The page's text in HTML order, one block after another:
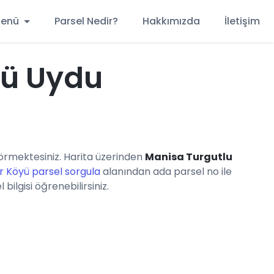
Parsel Nedir? Hakkımızda İletişim
Uydu
Harita üzerinden Manisa Turgutlu
Köyü parsel sorgulaalanından ada parsel no ile
öğrenebilirsiniz.